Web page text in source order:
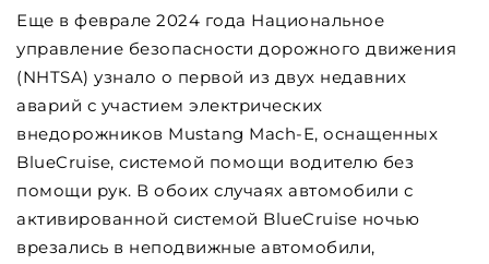
Еще в феврале 2024 года Национальное
управление безопасности дорожного движения
(NHTSA) узнало о первой из двух недавних
аварий с участием электрических
внедорожников Mustang Mach-E, оснащенных
BlueCruise, системой помощи водителю без
помощи рук. В обоих случаях автомобили с
активированной системой BlueCruise ночью
врезались в неподвижные автомобили,